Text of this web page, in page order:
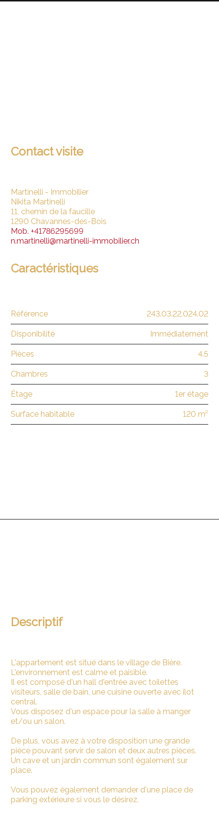
Descriptif
L'appartement est situé dans le village de Bière.
L'environnement est calme et paisible.
Il est composé d'un hall d'entrée avec toilettes
visiteurs, salle de bain, une cuisine ouverte avec îlot
central.
Vous disposez d'un espace pour la salle à manger
et/ou un salon.
De plus, vous avez à votre disposition une grande
pièce pouvant servir de salon et deux autres pièces.
Un cave et un jardin commun sont également sur
place.
Vous pouvez également demander d'une place de
parking extérieure si vous le désirez.
Contact visite
Martinelli - Immobilier
Nikita Martinelli
11, chemin de la faucille
1290 Chavannes-des-Bois
Mob.+41786295699
n.martinelli@martinelli-immobilier.ch
Caractéristiques
Référence 243.03.22.024.02
Disponibilité Immédiatement
Pièces 4.5
Chambres 3
Étage 1er étage
Surface habitable 120 m²